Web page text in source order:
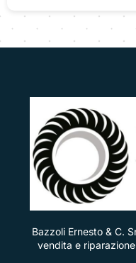
Bazzoli Ernesto & C.
vendita e